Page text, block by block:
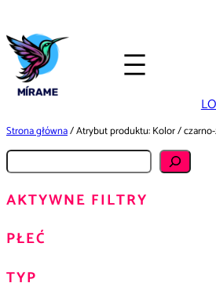
do
treści
Strona główna/ Atrybut produktu: Kolor /
S
u
a
AKTYWNE FILTRY
PŁEĆ
TYP